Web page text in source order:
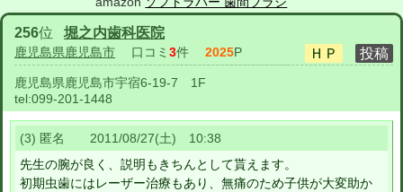
256位 堀之内歯科医院
鹿児島県鹿児島市 口コミ 3件 2025P
鹿児島県鹿児島市宇宿6-19-7 1F
tel:099-201-1448
(3) 匿名 2011/08/27(土) 10:38
先生の腕が良く、説明もきちんとして貰えます。
初期虫歯にはレーザー治療もあり、無痛のため子供が大変助か